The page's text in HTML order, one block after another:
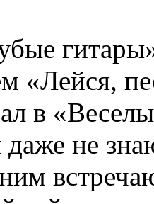
«Лейся,
в
даже не